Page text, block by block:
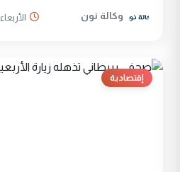
وكالة نون الأربعاء 02 كانون الأول 2015
إقتصادية